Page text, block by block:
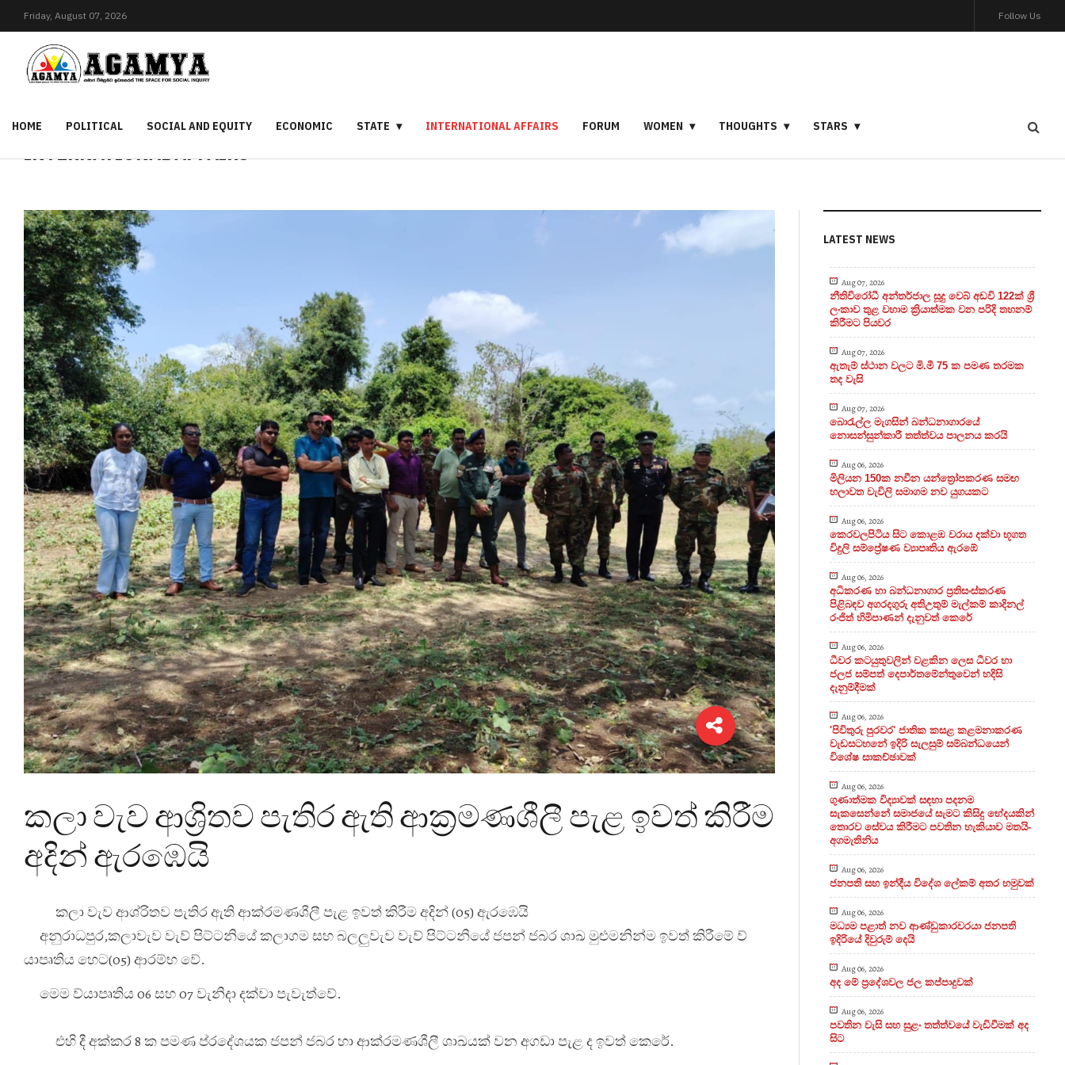
Friday, August 07, 2026 Follow Us
HOME POLITICAL SOCIAL AND EQUITY ECONOMIC STATE INTERNATIONAL AFFAIRS FORUM WOMEN THOUGHTS STARS
INTERNATIONAL AFFAIRS
කලා වැව ආශ්‍රිතව පැතිර ඇති ආක්‍රමණශීලී පැළ ඉවත් කිරීම
අදින් ඇරඹෙයි
කලා වැව ආශ්රිතව පැතිර ඇති ආක්රමණශීලී පැළ ඉවත් කිරීම අදින් (05) ඇරඹෙයි
අනුරාධපුර,කලාවැව වැව් පිට්ටනියේ කලාගම සහ බලලුවැව වැව් පිට්ටනියේ ජපන් ජබර ශාඛ මුළුමනින්ම ඉවත් කිරීමේ ව්
යාපෘතිය හෙට(05) ආරම්භ වේ.
මෙම ව්යාපෘතිය 06 සහ 07 වැනිදා දක්වා පැවැත්වේ.
එහි දී අක්කර 8 ක පමණ ප්රදේශයක ජපන් ජබර හා ආක්රමණශීලී ශාඛයක් වන අගඩා පැළ ද ඉවත් කෙරේ.
LATEST NEWS
Aug 07, 2026
නීතිවිරෝධී අන්තර්ජාල සූදු වෙබ් අඩවි 122ක් ශ්‍රී
ලංකාව තුළ වහාම ක්‍රියාත්මක වන පරිදි තහනම්
කිරීමට පියවර
Aug 07, 2026
ඇතැම් ස්ථාන වලට මි.මී 75 ක පමණ තරමක
තද වැසි
Aug 07, 2026
බොරැල්ල මැගසින් බන්ධනාගාරයේ
නොසන්සුන්කාරී තත්ත්වය පාලනය කරයි
Aug 06, 2026
මිලියන 150ක නවීන යන්ත්‍රෝපකරණ සමඟ
හලාවත වැවිලි සමාගම නව යුගයකට
Aug 06, 2026
කෙරවලපිටිය සිට කොළඹ වරාය දක්වා භූගත
විදුලි සම්ප්‍රේෂණ ව්‍යාපෘතිය ඇරඹේ
Aug 06, 2026
අධිකරණ හා බන්ධනාගාර ප්‍රතිසංස්කරණ
පිළිබඳව අගරදගුරු අතිඋතුම් මැල්කම් කාදිනල්
රංජිත් හිමිපාණන් දැනුවත් කෙරේ
Aug 06, 2026
ධීවර කටයුතුවලින් වළකින ලෙස ධීවර හා
ජලජ සම්පත් දෙපාර්තමේන්තුවෙන් හදිසි
දැනුම්දීමක්
Aug 06, 2026
'පිවිතුරු පුරවර' ජාතික කසළ කළමනාකරණ
වැඩසටහනේ ඉදිරි සැලසුම් සම්බන්ධයෙන්
විශේෂ සාකච්ඡාවක්
Aug 06, 2026
ගුණාත්මක විද්‍යාවක් සඳහා පදනම
සැකසෙන්නේ සමාජයේ සැමට කිසිදු භේදයකින්
තොරව සේවය කිරීමට පවතින හැකියාව මතයි-
අගමැතිනිය
Aug 06, 2026
ජනපති සහ ඉන්දීය විදේශ ලේකම් අතර හමුවක්
Aug 06, 2026
මධ්‍යම පළාත් නව ආණ්ඩුකාරවරයා ජනපති
ඉදිරියේ දිවුරුම් දෙයි
Aug 06, 2026
අද මේ ප්‍රදේශවල ජල කප්පාදුවක්
Aug 06, 2026
පවතින වැසි සහ සුළං තත්ත්වයේ වැඩිවීමක් අද
සිට